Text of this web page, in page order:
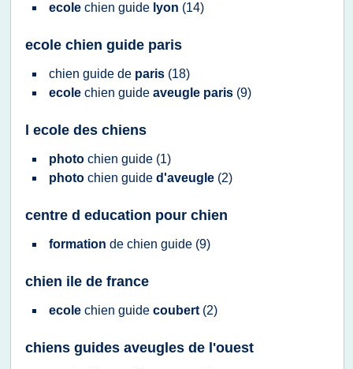
ecole chien guide lyon (14)
ecole chien guide paris
chien guide de paris (18)
ecole chien guide aveugle paris (9)
l ecole des chiens
photo chien guide (1)
photo chien guide d'aveugle (2)
centre d education pour chien
formation de chien guide (9)
chien ile de france
ecole chien guide coubert (2)
chiens guides aveugles de l'ouest